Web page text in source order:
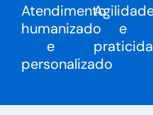
Atendimento
humanizado
e
personalizado
e